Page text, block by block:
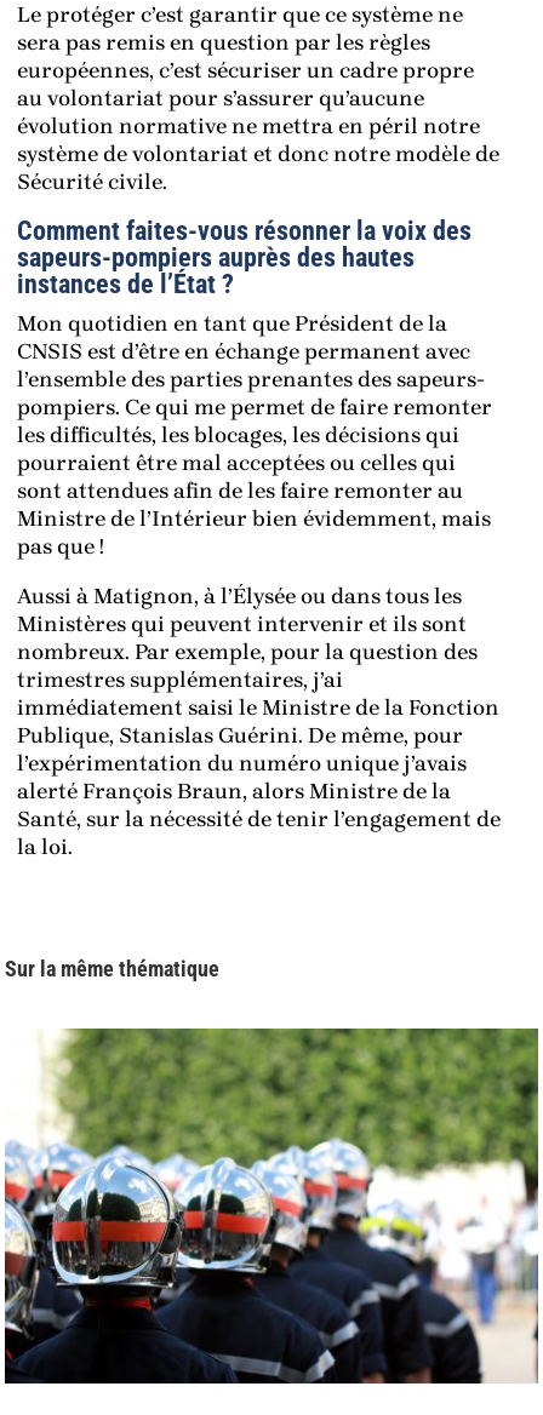
Le protéger c’est garantir que ce système ne
sera pas remis en question par les règles
européennes, c’est sécuriser un cadre propre
au volontariat pour s’assurer qu’aucune
évolution normative ne mettra en péril notre
système de volontariat et donc notre modèle de
Sécurité civile.
Comment faites-vous résonner la voix des
sapeurs-pompiers auprès des hautes
instances de l’État ?
Mon quotidien en tant que Président de la
CNSIS est d’être en échange permanent avec
l’ensemble des parties prenantes des sapeurs-
pompiers. Ce qui me permet de faire remonter
les difficultés, les blocages, les décisions qui
pourraient être mal acceptées ou celles qui
sont attendues afin de les faire remonter au
Ministre de l’Intérieur bien évidemment, mais
pas que !
Aussi à Matignon, à l’Élysée ou dans tous les
Ministères qui peuvent intervenir et ils sont
nombreux. Par exemple, pour la question des
trimestres supplémentaires, j’ai
immédiatement saisi le Ministre de la Fonction
Publique, Stanislas Guérini. De même, pour
l’expérimentation du numéro unique j’avais
alerté François Braun, alors Ministre de la
Santé, sur la nécessité de tenir l’engagement de
la loi.
Sur la même thématique